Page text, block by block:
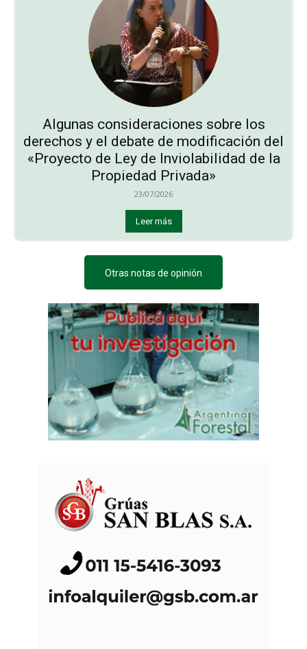
Algunas consideraciones sobre los
derechos y el debate de modificación del
«Proyecto de Ley de Inviolabilidad de la
Propiedad Privada»
23/07/2026
Leer más
Otras notas de opinión